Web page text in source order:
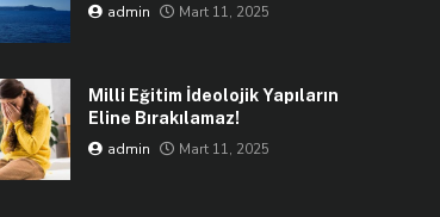
admin
Mart 11, 2025
Milli Eğitim İdeolojik Yapıların
Eline Bırakılamaz!
admin
Mart 11, 2025